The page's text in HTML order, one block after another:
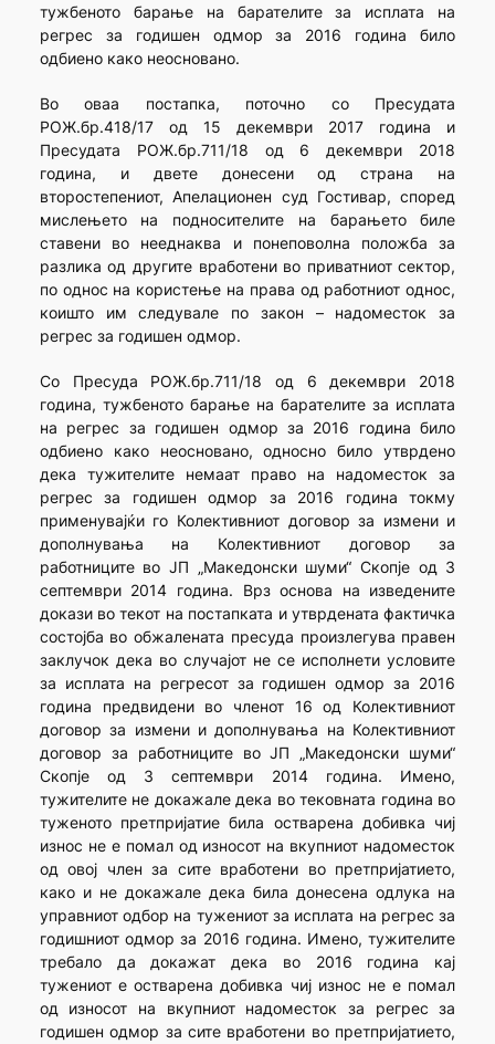
тужбеното барање на барателите за исплата на
регрес за годишен одмор за 2016 година било
одбиено како неосновано.
Во оваа постапка, поточно со Пресудата
РОЖ.бр.418/17 од 15 декември 2017 година и
Пресудата РОЖ.бр.711/18 од 6 декември 2018
година, и двете донесени од страна на
второстепениот, Апелационен суд Гостивар, според
мислењето на подносителите на барањето биле
ставени во нееднаква и понеповолна положба за
разлика од другите вработени во приватниот сектор,
по однос на користење на права од работниот однос,
коишто им следувале по закон – надоместок за
регрес за годишен одмор.
Со Пресуда РОЖ.бр.711/18 од 6 декември 2018
година, тужбе­ното барање на барателите за исплата
на регрес за годишен одмор за 2016 година било
одбиено како неосновано, односно било утврдено
дека тужителите немаат право на надоместок за
регрес за годишен одмор за 2016 година токму
применувајќи го Колективниот договор за измени и
дополнувања на Колективниот договор за
работниците во ЈП „Македонски шуми“ Скопје од 3
септември 2014 година. Врз основа на изведените
докази во текот на постапката и утврдената фактичка
состојба во обжалената пресуда произлегува правен
заклучок дека во случајот не се исполнети условите
за исплата на регресот за годишен одмор за 2016
година предвидени во членот 16 од Колективниот
договор за измени и дополнувања на Колек­тивниот
договор за работниците во ЈП „Македонски шуми“
Скопје од 3 септември 2014 година. Имено,
тужителите не докажале дека во тековната година во
туженото претпријатие била остварена добивка чиј
износ не е помал од износот на вкупниот надоместок
од овој член за сите вработени во претпријатието,
како и не докажале дека била донесена одлука на
управниот одбор на тужениот за исплата на регрес за
годишниот одмор за 2016 година. Имено, тужителите
требало да докажат дека во 2016 година кај
тужениот е остварена добивка чиј износ не е помал
од износот на вкупниот надоместок за регрес за
годишен одмор за сите вработени во претпријатието,